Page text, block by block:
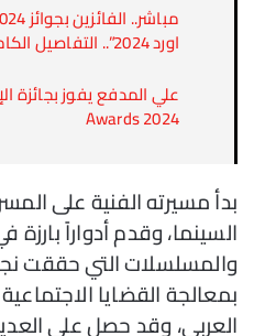
اورد 2024”.. التفاصيل الكاملة
Awards 2024
بدأ مسيرته الفنية على
السينما، وقدم أدواراً
والمسلسلات التي حققت
بمعالجة القضايا
العربي، وقد حصل على